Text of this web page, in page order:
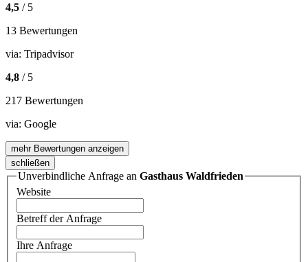
4,5 / 5
13 Bewertungen
via: Tripadvisor
4,8 / 5
217 Bewertungen
via: Google
mehr Bewertungen anzeigen
schließen
Unverbindliche Anfrage an Gasthaus Waldfrieden
Website
Betreff der Anfrage
Ihre Anfrage